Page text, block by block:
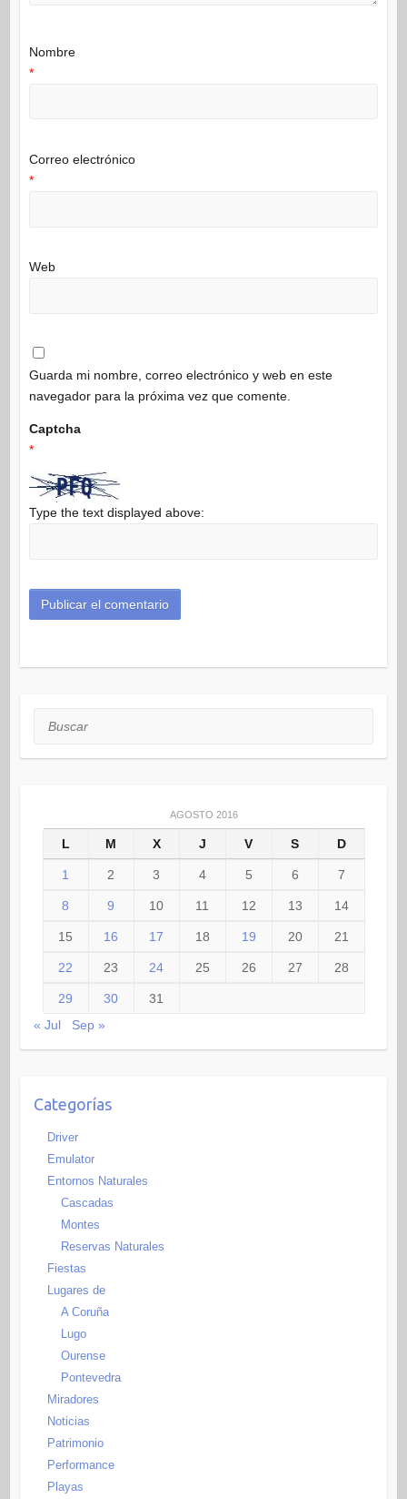
Nombre
*
Correo electrónico
*
Web
Guarda mi nombre, correo electrónico y web en este
navegador para la próxima vez que comente.
Captcha
*
Type the text displayed above:
Buscar
AGOSTO 2016
L M X J V S D
1 2 3 4 5 6 7
8 9 10 11 12 13 14
15 16 17 18 19 20 21
22 23 24 25 26 27 28
29 30
31
« Jul
Sep »
Categorías
Driver
Emulator
Entornos Naturales
Cascadas
Montes
Reservas Naturales
Fiestas
Lugares de
A Coruña
Lugo
Ourense
Pontevedra
Miradores
Noticias
Patrimonio
Performance
Playas